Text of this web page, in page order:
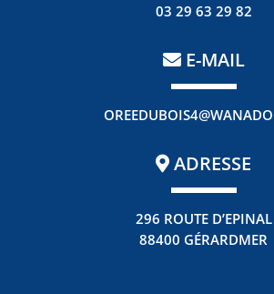
03 29 63 29 82
E-MAIL
ADRESSE
296 ROUTE D’EPINAL
88400 GÉRARDMER